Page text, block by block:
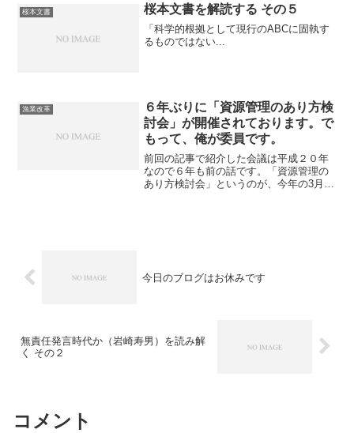
桜本文書 桜本文書を解読する その５
「科学的根拠として現行のABCに固執す
るものではない...
漁業改革
６年ぶりに「資源管理のあり方検
討会」が開催されております。で
もって、俺が委員です。
前回の記事で紹介した会議は平成２０年
なので６年も前の話です。「資源管理の
あり方検討会」というのが、今年の3月か
今日のブログはお休みです
無責任発言時代か（岩崎寿男）を読み解
く その２
コメント